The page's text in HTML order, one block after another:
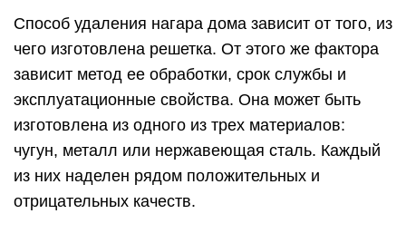
Способ удаления нагара дома зависит от того, из
чего изготовлена решетка. От этого же фактора
зависит метод ее обработки, срок службы и
эксплуатационные свойства. Она может быть
изготовлена из одного из трех материалов:
чугун, металл или нержавеющая сталь. Каждый
из них наделен рядом положительных и
отрицательных качеств.